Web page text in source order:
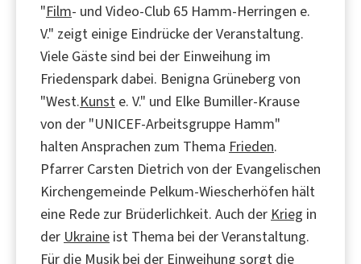
"Film- und Video-Club 65 Hamm-Herringen e.
V." zeigt einige Eindrücke der Veranstaltung.
Viele Gäste sind bei der Einweihung im
Friedenspark dabei. Benigna Grüneberg von
"West.Kunst e. V." und Elke Bumiller-Krause
von der "UNICEF-Arbeitsgruppe Hamm"
halten Ansprachen zum Thema Frieden.
Pfarrer Carsten Dietrich von der Evangelischen
Kirchengemeinde Pelkum-Wiescherhöfen hält
eine Rede zur Brüderlichkeit. Auch der Krieg in
der Ukraine ist Thema bei der Veranstaltung.
Für die Musik bei der Einweihung sorgt die